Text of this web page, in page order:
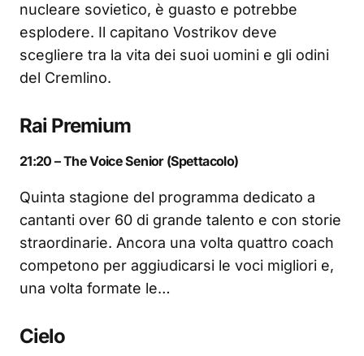
nucleare sovietico, è guasto e potrebbe
esplodere. Il capitano Vostrikov deve
scegliere tra la vita dei suoi uomini e gli odini
del Cremlino.
Rai Premium
21:20 – The Voice Senior (Spettacolo)
Quinta stagione del programma dedicato a
cantanti over 60 di grande talento e con storie
straordinarie. Ancora una volta quattro coach
competono per aggiudicarsi le voci migliori e,
una volta formate le…
Cielo